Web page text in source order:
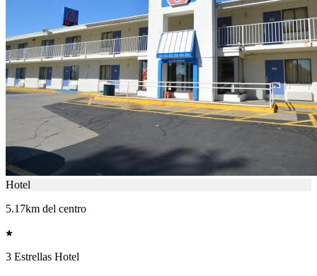
Hotel
5.17km del centro
3 Estrellas Hotel